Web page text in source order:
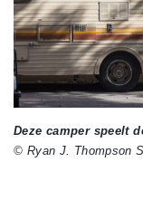
Deze camper speelt
© Ryan J. Thompson